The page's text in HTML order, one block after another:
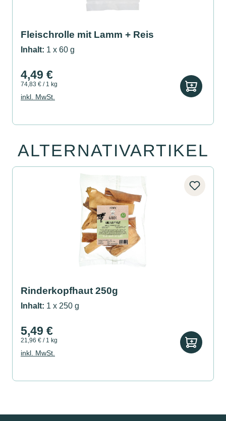
Fleischrolle mit Lamm + Reis
Inhalt: 1 x 60 g
4,49 €
74,83 € / 1 kg
inkl. MwSt.
Produktgalerie überspringen
ALTERNATIVARTIKEL
Rinderkopfhaut 250g
Inhalt: 1 x 250 g
5,49 €
21,96 € / 1 kg
inkl. MwSt.